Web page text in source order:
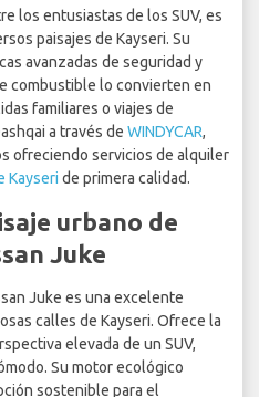
los entusiastas de los SUV, es
paisajes de Kayseri. Su
avanzadas de seguridad y
combustible lo convierten en
familiares o viajes de
a través de WINDYCAR,
ofreciendo servicios de alquiler
Kayseri de primera calidad.
urbano de
Juke
Juke es una excelente
calles de Kayseri. Ofrece la
elevada de un SUV,
Su motor ecológico
sostenible para el